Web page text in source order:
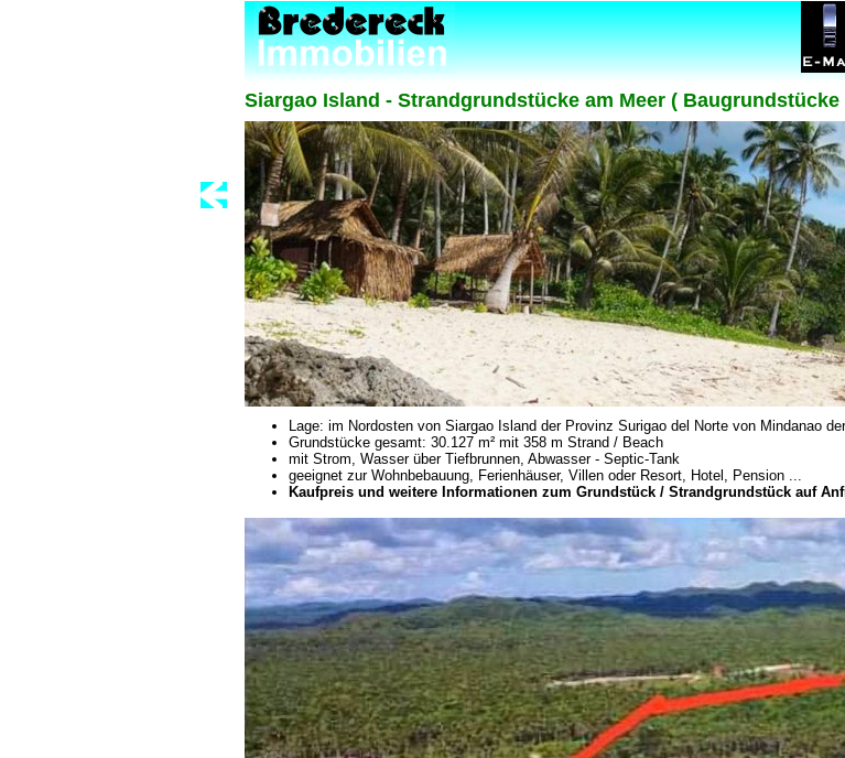
Siargao Island - Strandgrundstücke am Meer (
Lage: im Nordosten von Siargao Island der Provinz Surigao del Norte von Mindanao
Grundstücke gesamt: 30.127 m² mit 358 m Strand / Beach
mit Strom, Wasser über Tiefbrunnen, Abwasser - Septic-Tank
geeignet zur Wohnbebauung, Ferienhäuser, Villen oder Resort, Hotel, Pension ...
Kaufpreis und weitere Informationen zum Grundstück / Strandgrundstück auf